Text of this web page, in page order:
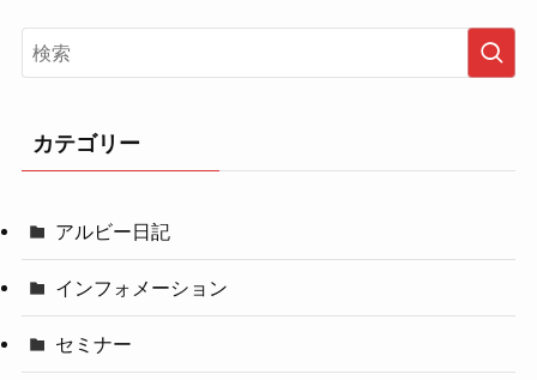
カテゴリー
アルビー日記
インフォメーション
セミナー